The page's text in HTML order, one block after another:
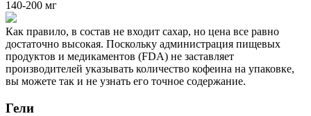
140-200 мг
Как правило, в состав не входит сахар, но цена все равно
достаточно высокая. Поскольку администрация пищевых
продуктов и медикаментов (FDA) не заставляет
производителей указывать количество кофеина на упаковке,
вы можете так и не узнать его точное содержание.
Гели